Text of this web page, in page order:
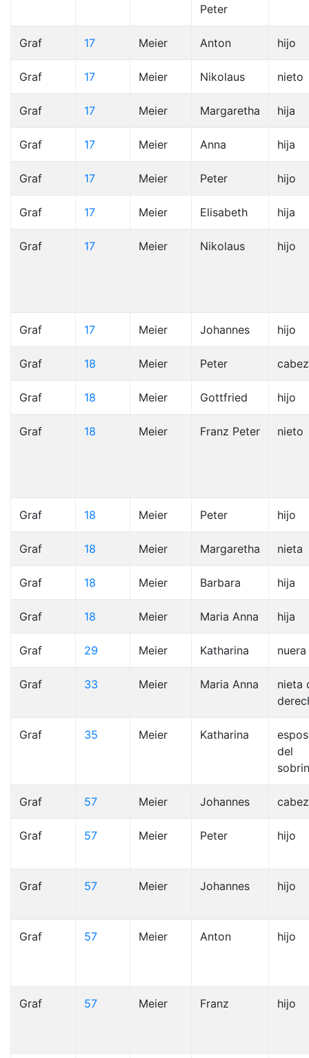
Peter
Graf 17 Meier Anton hijo
Graf 17 Meier Nikolaus nieto
Graf 17 Meier Margaretha hija
Graf 17 Meier Anna hija
Graf 17 Meier Peter hijo
Graf 17 Meier Elisabeth hija
Graf 17 Meier Nikolaus hijo
Graf 17 Meier Johannes hijo
Graf 18 Meier Peter
Graf 18 Meier Gottfried hijo
Graf 18 Meier Franz Peter nieto
Graf 18 Meier Peter hijo
Graf 18 Meier Margaretha nieta
Graf 18 Meier Barbara hija
Graf 18 Meier Maria Anna hija
Graf 29 Meier Katharina nuera
Graf 33 Meier Maria Anna
nieta
Graf 35 Meier Katharina
del
Graf 57 Meier Johannes
Graf 57 Meier Peter hijo
Graf 57 Meier Johannes hijo
Graf 57 Meier Anton hijo
Graf 57 Meier Franz hijo